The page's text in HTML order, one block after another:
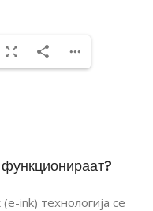
ink) технологија се